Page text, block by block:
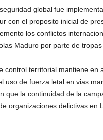
global fue
con el proposito inicial de
los conflictos
Maduro por parte de
control territorial mantiene
uso de fuerza letal en vias
que la continuidad de la
organizaciones delictivas en